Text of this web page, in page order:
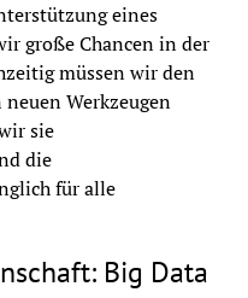
eines
große Chancen in der
müssen wir den
Werkzeugen
sie
die
für alle
Big Data